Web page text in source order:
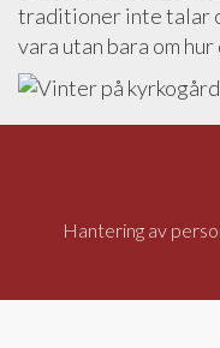
traditioner inte talar
vara utan bara om
f
Hantering av